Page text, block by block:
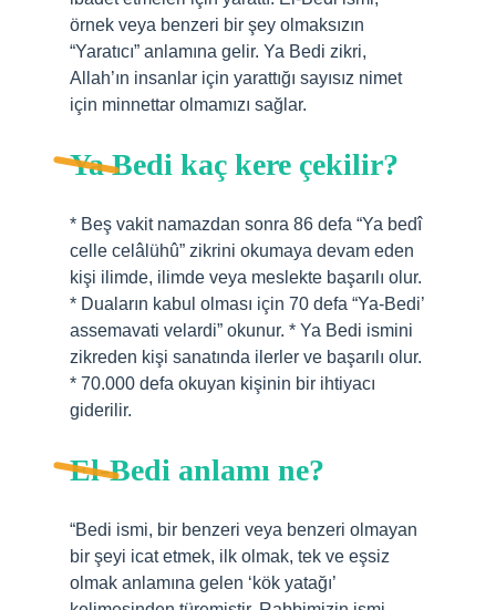
örnek veya benzeri bir şey olmaksızın
“Yaratıcı” anlamına gelir. Ya Bedi zikri,
Allah’ın insanlar için yarattığı sayısız nimet
için minnettar olmamızı sağlar.
Ya Bedi kaç kere çekilir?
* Beş vakit namazdan sonra 86 defa “Ya bedî
celle celâlühû” zikrini okumaya devam eden
kişi ilimde, ilimde veya meslekte başarılı olur.
* Duaların kabul olması için 70 defa “Ya-Bedi’
assemavati velardi” okunur. * Ya Bedi ismini
zikreden kişi sanatında ilerler ve başarılı olur.
* 70.000 defa okuyan kişinin bir ihtiyacı
giderilir.
El-Bedi anlamı ne?
“Bedi ismi, bir benzeri veya benzeri olmayan
bir şeyi icat etmek, ilk olmak, tek ve eşsiz
olmak anlamına gelen ‘kök yatağı’